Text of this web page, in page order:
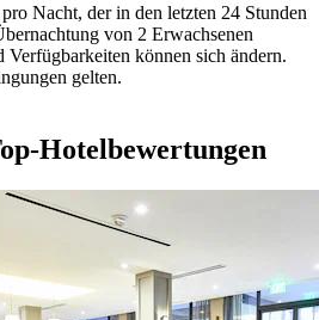
Nacht, der in den letzten 24 Stunden
von 2 Erwachsenen
Verfügbarkeiten können sich ändern.
gelten.
Hotelbewertungen